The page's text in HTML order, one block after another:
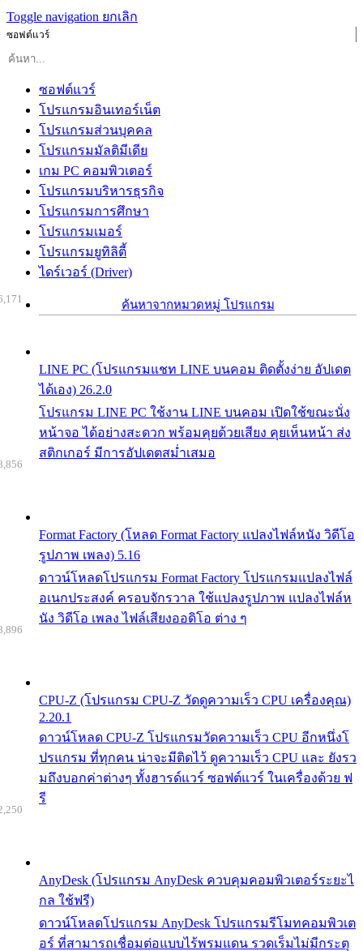
Toggle navigation ยกเลิก
ซอฟต์แวร์
ซอฟต์แวร์
โปรแกรมอินเทอร์เน็ต
โปรแกรมส่วนบุคคล
โปรแกรมมัลติมีเดีย
เกม PC คอมพิวเตอร์
โปรแกรมบริหารธุรกิจ
โปรแกรมการศึกษา
โปรแกรมเมอร์
โปรแกรมยูทิลิตี้
ไดร์เวอร์ (Driver)
ค้นหาจากหมวดหมู่ โปรแกรม
LINE PC (โปรแกรมแชท LINE บนคอม ติดตั้งง่าย อัปเดต
ได้เอง) 26.2.0
โปรแกรม LINE PC ใช้งาน LINE บนคอม เปิดใช้ขณะนั่ง
หน้าจอ ได้อย่างสะดวก พร้อมคุยด้วยเสียง คุยเห็นหน้า ส่ง
สติกเกอร์ มีการอัปเดตสม่ำเสมอ
Format Factory (โหลด Format Factory แปลงไฟล์หนัง วิดีโอ
รูปภาพ เพลง) 5.16
ดาวน์โหลดโปรแกรม Format Factory โปรแกรมแปลงไฟล์
อเนกประสงค์ ครอบจักรวาล ใช้แปลงรูปภาพ แปลงไฟล์ห
นัง วิดีโอ เพลง ไฟล์เสียงออดิโอ ต่าง ๆ
CPU-Z (โปรแกรม CPU-Z วัดดูความเร็ว CPU เครื่องคุณ)
2.20.1
ดาวน์โหลด CPU-Z โปรแกรมวัดความเร็ว CPU อีกหนึ่งโ
ปรแกรม ที่ทุกคน น่าจะมีติดไว้ ดูความเร็ว CPU และ ยังรว
มถึงบอกค่าต่างๆ ทั้งฮารด์แวร์ ซอฟต์แวร์ ในเครื่องด้วย ฟ
รี
AnyDesk (โปรแกรม AnyDesk ควบคุมคอมพิวเตอร์ระยะไ
กล ใช้ฟรี)
ดาวน์โหลดโปรแกรม AnyDesk โปรแกรมรีโมทคอมพิวเต
อร์ ที่สามารถเชื่อมต่อแบบไร้พรมแดน รวดเร็มไม่มีกระตุ